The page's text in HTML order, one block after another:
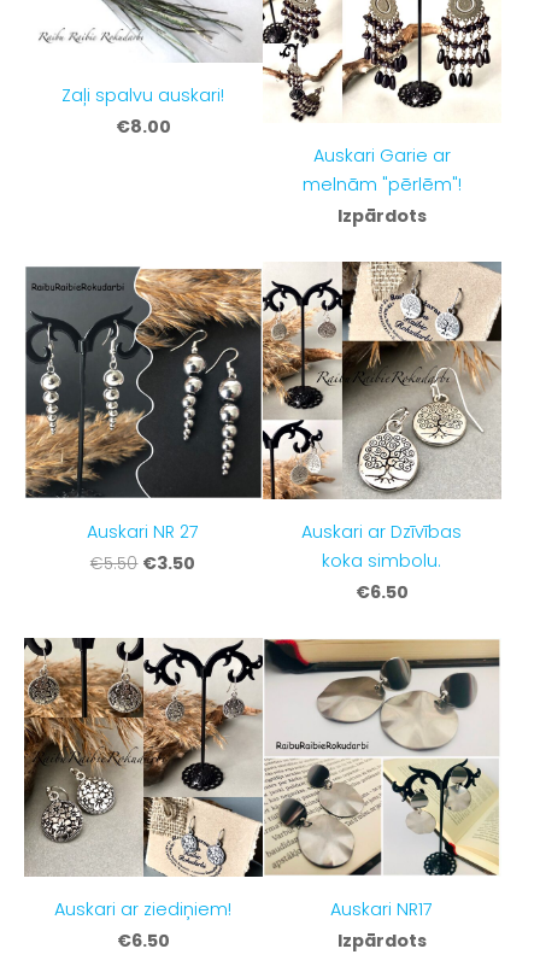
Zaļi spalvu auskari!
€8.00
Auskari Garie ar
melnām "pērlēm"!
Izpārdots
Auskari NR 27
€5.50 €3.50
Auskari ar Dzīvības
koka simbolu.
€6.50
Auskari ar ziediņiem!
€6.50
Auskari NR17
Izpārdots